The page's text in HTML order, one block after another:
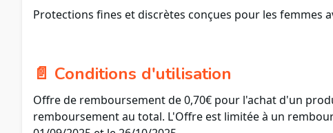
Protections fines et discrètes conçues pour les femmes
📄 Conditions d'utilisation
Offre de remboursement de 0,70€ pour l'achat d'un
remboursement au total. L'Offre est limitée à un